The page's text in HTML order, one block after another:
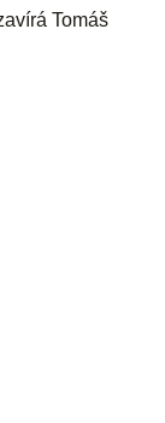
Tomáš